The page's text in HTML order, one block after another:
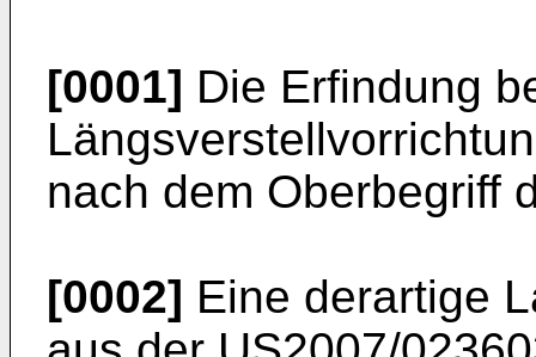
[0001] Die Erfindung
nach dem Oberbegriff
[0002] Eine derartige